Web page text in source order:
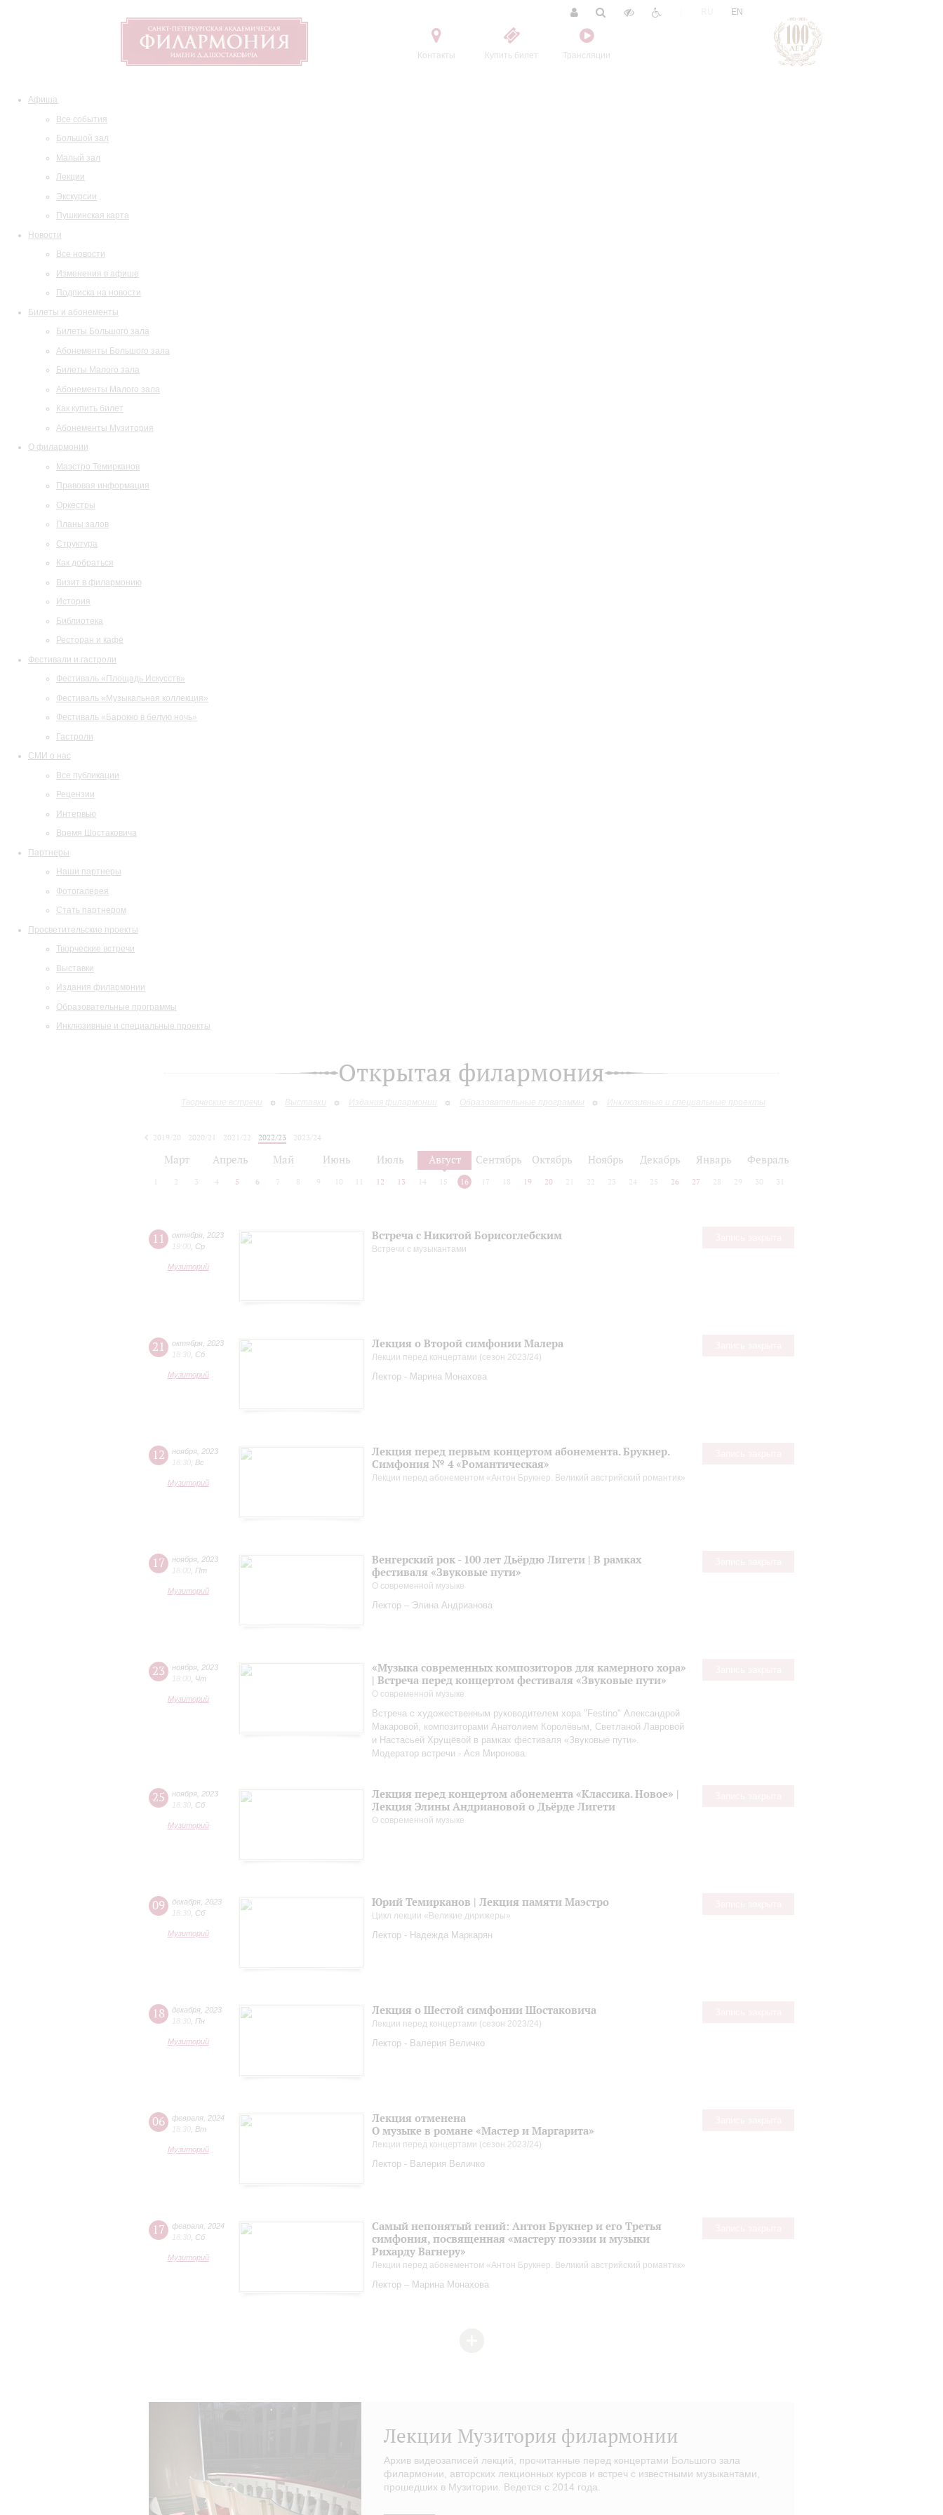
Контакты Купить билет Трансляции
EN
Афиша
Все события
Большой зал
Малый зал
Лекции
Экскурсии
Пушкинская карта
Новости
Все новости
Изменения в афише
Подписка на новости
Билеты и абонементы
Билеты Большого зала
Абонементы Большого зала
Билеты Малого зала
Абонементы Малого зала
Как купить билет
Абонементы Музитория
О филармонии
Маэстро Темирканов
Правовая информация
Оркестры
Планы залов
Структура
Как добраться
Визит в филармонию
История
Библиотека
Ресторан и кафе
Фестивали и гастроли
Фестиваль «Площадь Искусств»
Фестиваль «Музыкальная коллекция»
Фестиваль «Барокко в белую ночь»
Гастроли
СМИ о нас
Все публикации
Рецензии
Интервью
Время Шостаковича
Партнеры
Наши партнеры
Фотогалерея
Стать партнером
Просветительские проекты
Творческие встречи
Выставки
Издания филармонии
Образовательные программы
Инклюзивные и специальные проекты
Открытая филармония
Творческие встречи Выставки Издания филармонии Образовательные программы Инклюзивные и специальные проекты
2019/20 2020/21 2021/22 2022/23
2023/24
Март Апрель Май Июнь Июль Август Сентябрь Октябрь Ноябрь Декабрь Январь Февраль
2 3 4 5 6 7 8 9 10 12 13 14 15 16 17 18 19 20 21 22 23 24 25 26 27 28 29 30 31
11 октября 2023
19:00 Ср
Музиторий
Встреча с Никитой Борисоглебским
Встречи с музыкантами
21 октября 2023
18:30 Сб
Музиторий
Лекция о Второй симфонии Малера
Лекции перед концертами (сезон 2023/24)
Лектор - Марина Монахова
12 ноября 2023
18:30 Вс
Музиторий
Лекция перед первым концертом абонемента. Брукнер.
Симфония № 4 «Романтическая»
Лекции перед абонементом «Антон Брукнер. Великий австрийский романтик»
17 ноября 2023
18:00 Пт
Музиторий
Венгерский рок - 100 лет Дьёрдю Лигети | В рамках
фестиваля «Звуковые пути»
О современной музыке
Лектор – Элина Андрианова
23 ноября 2023
18:00 Чт
Музиторий
«Музыка современных композиторов для камерного хора»
| Встреча перед концертом фестиваля «Звуковые пути»
О современной музыке
Встреча с художественным руководителем хора "Festino" Александрой
Макаровой, композиторами Анатолием Королёвым, Светланой Лавровой
и Настасьей Хрущёвой в рамках фестиваля «Звуковые пути».
Модератор встречи - Ася Миронова.
25 ноября 2023
18:30 Сб
Музиторий
Лекция перед концертом абонемента «Классика. Новое» |
Лекция Элины Андриановой о Дьёрде Лигети
О современной музыке
09 декабря 2023
18:30 Сб
Музиторий
Юрий Темирканов | Лекция памяти Маэстро
Цикл лекции «Великие дирижеры»
Лектор - Надежда Маркарян
18 декабря 2023
18:30 Пн
Музиторий
Лекция о Шестой симфонии Шостаковича
Лекции перед концертами (сезон 2023/24)
Лектор - Валерия Величко
06 февраля 2024
18:30 Вт
Музиторий
Лекция отменена
О музыке в романе «Мастер и Маргарита»
Лекции перед концертами (сезон 2023/24)
Лектор - Валерия Величко
17 февраля 2024
18:30 Сб
Музиторий
Самый непонятый гений: Антон Брукнер и его Третья
симфония, посвященная «мастеру поэзии и музыки
Рихарду Вагнеру»
Лекции перед абонементом «Антон Брукнер. Великий австрийский романтик»
Лектор – Марина Монахова
Лекции Музитория филармонии
Архив видеозаписей лекций, прочитанные перед концертами Большого зала
филармонии, авторских лекционных курсов и встреч с известными музыкантами,
прошедших в Музитории. Ведется с 2014 года.